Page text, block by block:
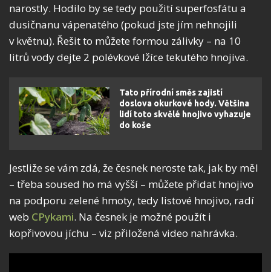
narostly. Hodilo by se tedy použití superfosfátu a
dusičnanu vápenatého (pokud jste jím nehnojili
v květnu). Řešit to můžete formou zálivky – na 10
litrů vody dejte 2 polévkové lžíce tekutého hnojiva.
Tato přírodní směs zajistí
doslova okurkové hody. Většina
lidí toto skvělé hnojivo vyhazuje
do koše
Jestliže se vám zdá, že česnek neroste tak, jak by měl
– třeba soused ho má vyšší – můžete přidat hnojivo
na podporu zelené hmoty, tedy listové hnojivo, radí
web CPykami. Na česnek je možné použít i
kopřivovou jíchu – viz přiložená video nahrávka.